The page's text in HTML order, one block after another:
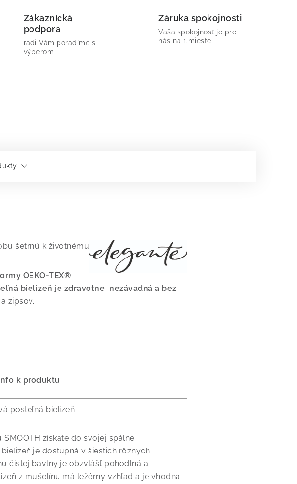
Zákaznícká
podpora
radi Vám poradíme s
výberom
Záruka spokojnosti
Vaša spokojnosť je pre
nás na 1.mieste
šetrnú k životnému
OEKO-TEX®
bielizeň je zdravotne nezávadná a bez
zipsov.
k produktu
posteľná bielizeň
získate do svojej spálne
je dostupná v šiestich rôznych
čistej bavlny je obzvlášť pohodlná a
z mušelínu má ležérny vzhľad a je vhodná